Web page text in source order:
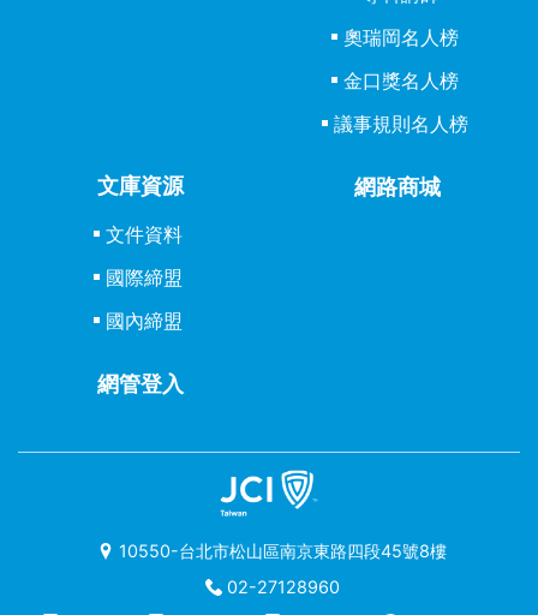
奧瑞岡名人榜
金口獎名人榜
議事規則名人榜
文庫資源
文件資料
國際締盟
國內締盟
網路商城
網管登入
10550-台北市松山區南京東路四段45號8樓
02-27128960